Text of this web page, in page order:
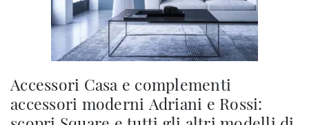
Accessori Casa e complementi
accessori moderni Adriani e Rossi: